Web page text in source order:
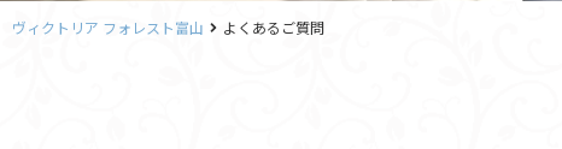
ヴィクトリア フォレスト富山 よくあるご質問